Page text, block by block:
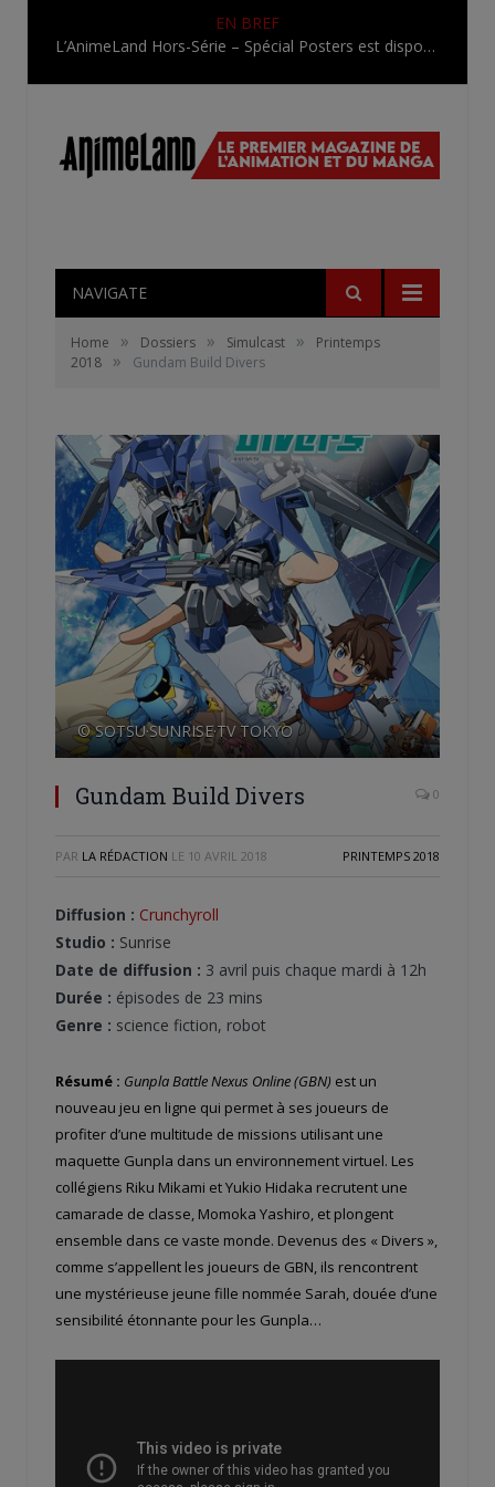
EN BREF
L’AnimeLand Hors-Série – Spécial Posters est disponible !
NAVIGATE
Home » Dossiers » Simulcast »
Printemps
2018
» Gundam Build Divers
© SOTSU·SUNRISE·TV TOKYO
Gundam Build Divers 0
PAR LA RÉDACTION LE 10 AVRIL 2018 PRINTEMPS 2018
Diffusion : Crunchyroll
Studio : Sunrise
Date de diffusion : 3 avril puis chaque mardi à 12h
Durée : épisodes de 23 mins
Genre : science fiction, robot
Résumé : Gunpla Battle Nexus Online (GBN) est un
nouveau jeu en ligne qui permet à ses joueurs de
profiter d’une multitude de missions utilisant une
maquette Gunpla dans un environnement virtuel. Les
collégiens Riku Mikami et Yukio Hidaka recrutent une
camarade de classe, Momoka Yashiro, et plongent
ensemble dans ce vaste monde. Devenus des « Divers »,
comme s’appellent les joueurs de GBN, ils rencontrent
une mystérieuse jeune fille nommée Sarah, douée d’une
sensibilité étonnante pour les Gunpla…